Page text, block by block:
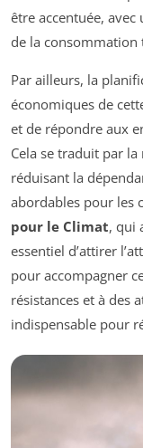
être accentuée,
de la consommation
Par ailleurs, la
économiques de
et de répondre aux
Cela se traduit par
réduisant la
abordables pour les
pour le Climat, qui
essentiel d’attirer
pour accompagner
résistances et à des
indispensable pour